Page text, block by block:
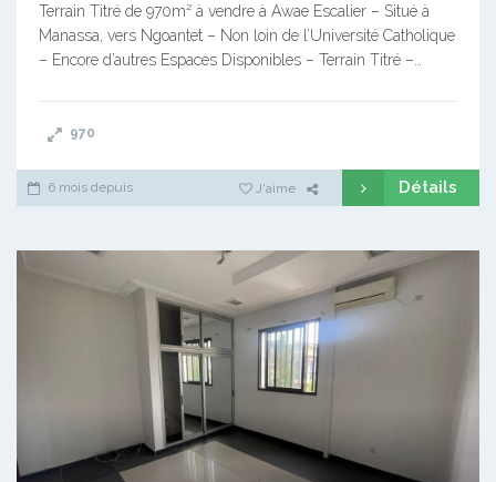
Terrain Titré de 970m² à vendre à Awae Escalier – Situé à
Manassa, vers Ngoantet – Non loin de l’Université Catholique
– Encore d’autres Espaces Disponibles – Terrain Titré –…
970
6 mois depuis J'aime Détails